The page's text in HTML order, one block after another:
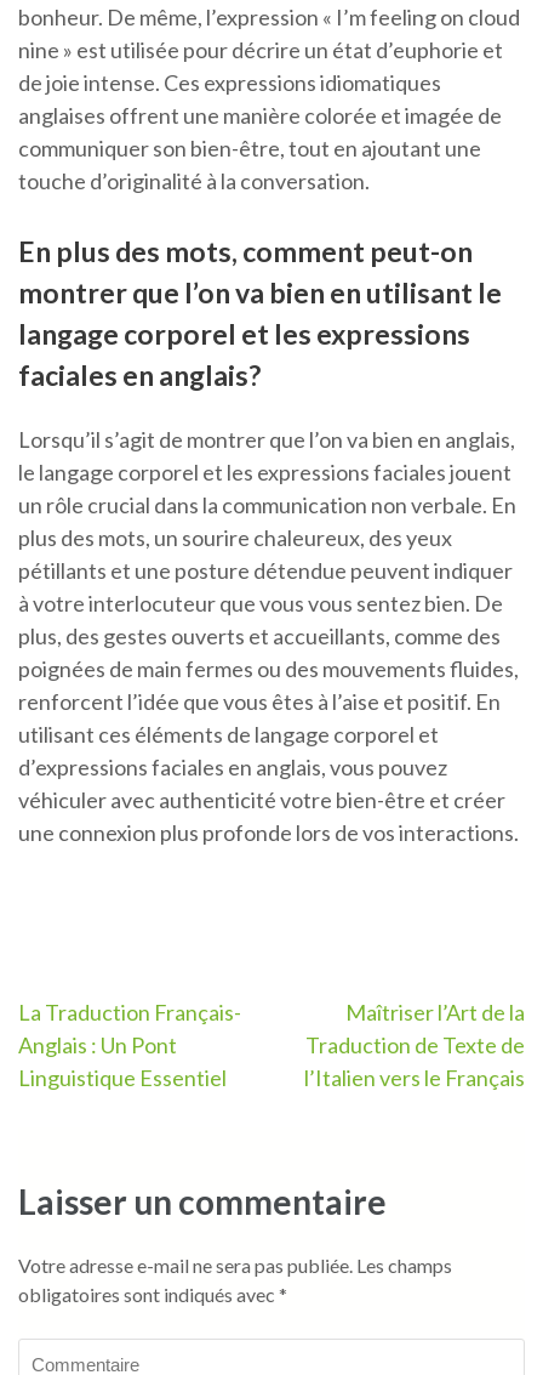
bonheur. De même, l’expression « I’m feeling on cloud
nine » est utilisée pour décrire un état d’euphorie et
de joie intense. Ces expressions idiomatiques
anglaises offrent une manière colorée et imagée de
communiquer son bien-être, tout en ajoutant une
touche d’originalité à la conversation.
En plus des mots, comment peut-on
montrer que l’on va bien en utilisant le
langage corporel et les expressions
faciales en anglais?
Lorsqu’il s’agit de montrer que l’on va bien en anglais,
le langage corporel et les expressions faciales jouent
un rôle crucial dans la communication non verbale. En
plus des mots, un sourire chaleureux, des yeux
pétillants et une posture détendue peuvent indiquer
à votre interlocuteur que vous vous sentez bien. De
plus, des gestes ouverts et accueillants, comme des
poignées de main fermes ou des mouvements fluides,
renforcent l’idée que vous êtes à l’aise et positif. En
utilisant ces éléments de langage corporel et
d’expressions faciales en anglais, vous pouvez
véhiculer avec authenticité votre bien-être et créer
une connexion plus profonde lors de vos interactions.
Navigation
de
La Traduction Français-
Anglais : Un Pont
Linguistique Essentiel
Maîtriser l’Art de la
Traduction de Texte de
l’Italien vers le Français
Laisser un commentaire
Votre adresse e-mail ne sera pas publiée. Les champs
obligatoires sont indiqués avec *